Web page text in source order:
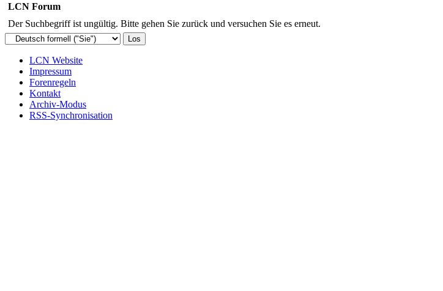
LCN Forum
Der Suchbegriff ist ungültig. Bitte gehen Sie zurück und versuchen Sie es erneut.
LCN Website
Impressum
Forenregeln
Kontakt
Archiv-Modus
RSS-Synchronisation